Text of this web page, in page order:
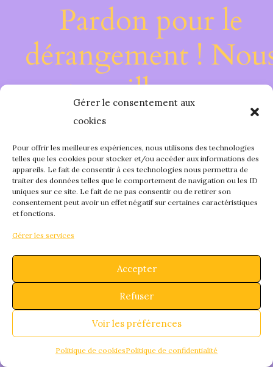
Gérer le consentement aux
cookies
Pour offrir les meilleures expériences, nous utilisons des technologies
telles que les cookies pour stocker et/ou accéder aux informations des
appareils. Le fait de consentir à ces technologies nous permettra de
traiter des données telles que le comportement de navigation ou les ID
uniques sur ce site. Le fait de ne pas consentir ou de retirer son
consentement peut avoir un effet négatif sur certaines caractéristiques
et fonctions.
Gérer les services
Accepter
Refuser
Voir les préférences
Politique de cookiesPolitique de confidentialité
Pardon pour le
dérangement !
travaillons sur
quelque chose de
fantastique –
bientôt !